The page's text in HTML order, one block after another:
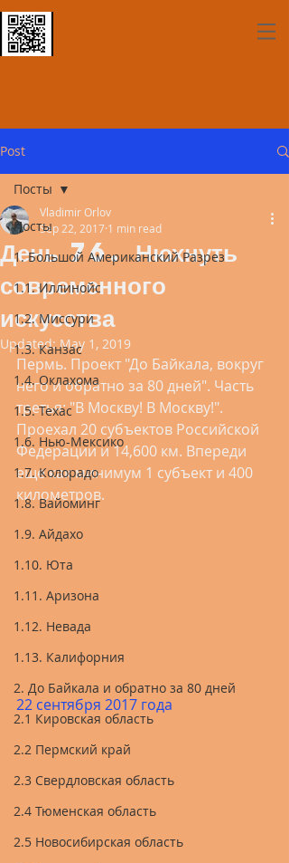
Post
Посты
1. Большой Американский Разрез
1.1. Иллинойс
1.2. Миссури
1.3. Канзас
1.4. Оклахома
1.5. Техас
1.6. Нью-Мексико
1.7. Колорадо
1.8. Вайоминг
1.9. Айдахо
1.10. Юта
1.11. Аризона
1.12. Невада
1.13. Калифорния
2. До Байкала и обратно за 80 дней
2.1 Кировская область
2.2 Пермский край
2.3 Свердловская область
2.4 Тюменская область
2.5 Новосибирская область
Посты
День 76. Нюхнуть
современного
искусства
Vladimir Orlov
Sep 22, 2017 1 min read
Updated:May 1, 2019
Пермь. Проект "До Байкала, вокруг
него и обратно за 80 дней". Часть
третья: "В Москву! В Москву!".
Проехал 20 субъектов Российской
Федерации и 14,600 км. Впереди
еще как минимум 1 субъект и 400
километров.
22 сентября 2017 года